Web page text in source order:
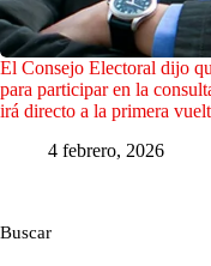
El Consejo Electoral dijo
para participar en la
irá directo a la primera
4 febrero, 2026
Buscar